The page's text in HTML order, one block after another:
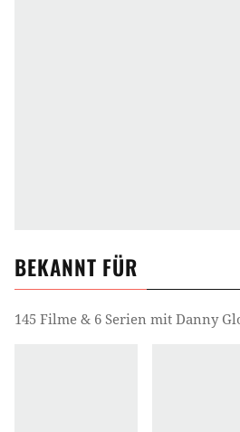
BEKANNT FÜR
145 Filme & 6 Serien mit Danny